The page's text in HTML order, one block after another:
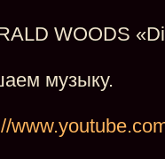
WOODS
музыку.